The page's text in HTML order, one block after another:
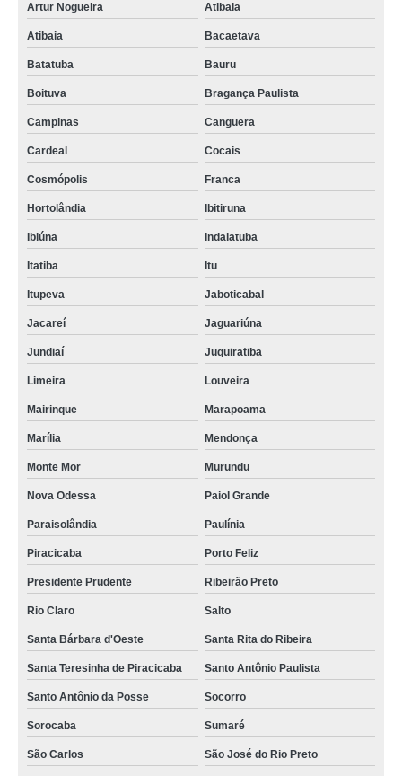
Artur Nogueira Atibaia
Atibaia Bacaetava
Batatuba Bauru
Boituva Bragança Paulista
Campinas Canguera
Cardeal Cocais
Cosmópolis Franca
Hortolândia Ibitiruna
Ibiúna Indaiatuba
Itatiba Itu
Itupeva Jaboticabal
Jacareí Jaguariúna
Jundiaí Juquiratiba
Limeira Louveira
Mairinque Marapoama
Marília Mendonça
Monte Mor Murundu
Nova Odessa Paiol Grande
Paraisolândia Paulínia
Piracicaba Porto Feliz
Presidente Prudente Ribeirão Preto
Rio Claro Salto
Santa Bárbara d'Oeste Santa Rita do Ribeira
Santa Teresinha de Piracicaba Santo Antônio Paulista
Santo Antônio da Posse Socorro
Sorocaba Sumaré
São Carlos São José do Rio Preto